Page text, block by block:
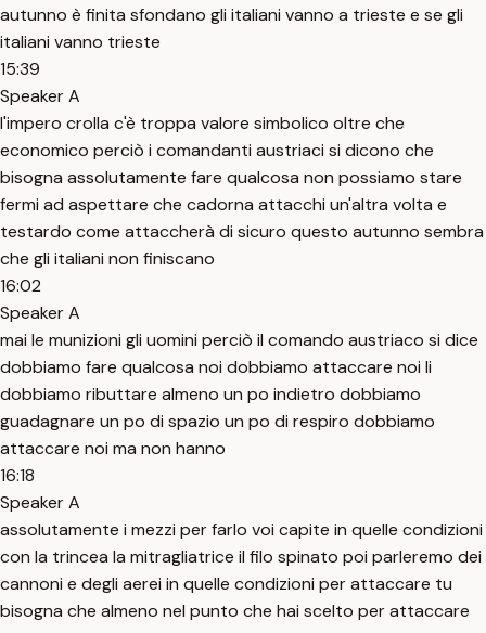
autunno è finita sfondano gli italiani vanno a trieste e se gli
italiani vanno trieste
15:39
Speaker A
l'impero crolla c'è troppa valore simbolico oltre che
economico perciò i comandanti austriaci si dicono che
bisogna assolutamente fare qualcosa non possiamo stare
fermi ad aspettare che cadorna attacchi un'altra volta e
testardo come attaccherà di sicuro questo autunno sembra
che gli italiani non finiscano
16:02
Speaker A
mai le munizioni gli uomini perciò il comando austriaco si dice
dobbiamo fare qualcosa noi dobbiamo attaccare noi li
dobbiamo ributtare almeno un po indietro dobbiamo
guadagnare un po di spazio un po di respiro dobbiamo
attaccare noi ma non hanno
16:18
Speaker A
assolutamente i mezzi per farlo voi capite in quelle condizioni
con la trincea la mitragliatrice il filo spinato poi parleremo dei
cannoni e degli aerei in quelle condizioni per attaccare tu
bisogna che almeno nel punto che hai scelto per attaccare